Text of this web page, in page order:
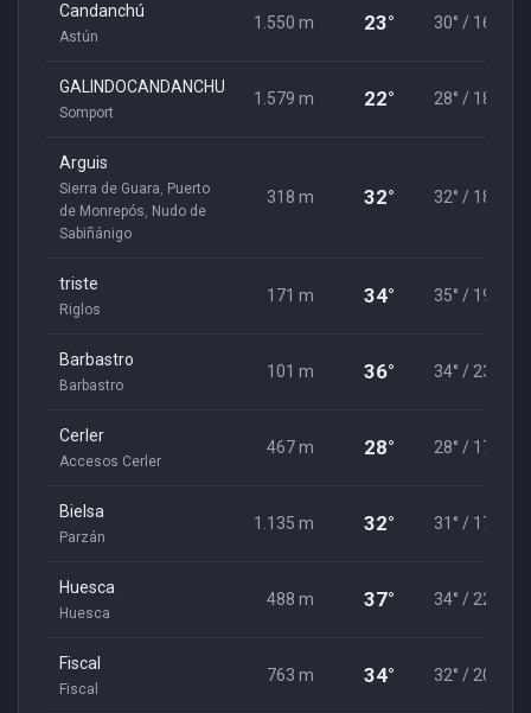
Candanchú
Astún
1.550 m 23° 30° / 16°
GALINDOCANDANCHU
Somport
1.579 m 22° 28° / 18°
Arguis
Sierra de Guara, Puerto
de Monrepós, Nudo de
Sabiñánigo
318 m 32° 32° / 18°
triste
Riglos
171 m 34° 35° / 19°
Barbastro
Barbastro
101 m 36° 34° / 23°
Cerler
Accesos Cerler
467 m 28° 28° / 17°
Bielsa
Parzán
1.135 m 32° 31° / 17°
Huesca
Huesca
488 m 37° 34° / 22°
Fiscal
Fiscal
763 m 34° 32° / 20°